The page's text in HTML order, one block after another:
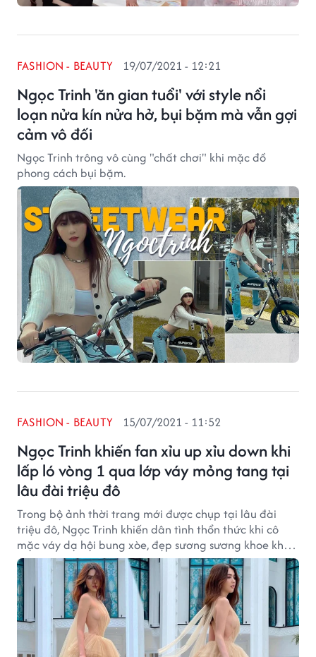
Ngọc Trinh 'ăn gian tuổi' với style nổi
loạn nửa kín nửa hở, bụi bặm mà vẫn gợi
cảm vô đối
FASHION - BEAUTY 19/07/2021 - 12:21
Ngọc Trinh trông vô cùng "chất chơi" khi mặc đồ
phong cách bụi bặm.
Ngọc Trinh khiến fan xỉu up xỉu down khi
lấp ló vòng 1 qua lớp váy mỏng tang tại
lâu đài triệu đô
FASHION - BEAUTY 15/07/2021 - 11:52
Trong bộ ảnh thời trang mới được chụp tại lâu đài
triệu đô, Ngọc Trinh khiến dân tình thổn thức khi cô
mặc váy dạ hội bung xòe, đẹp sương sương khoe khéo
điểm vàng hút mắt.